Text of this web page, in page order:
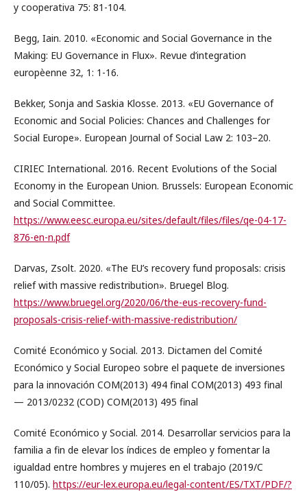
y cooperativa 75: 81-104.
Begg, Iain. 2010. «Economic and Social Governance in the
Making: EU Governance in Flux». Revue d’integration
europèenne 32, 1: 1-16.
Bekker, Sonja and Saskia Klosse. 2013. «EU Governance of
Economic and Social Policies: Chances and Challenges for
Social Europe». European Journal of Social Law 2: 103–20.
CIRIEC International. 2016. Recent Evolutions of the Social
Economy in the European Union. Brussels: European Economic
and Social Committee.
https://www.eesc.europa.eu/sites/default/files/files/qe-04-17-
876-en-n.pdf
Darvas, Zsolt. 2020. «The EU’s recovery fund proposals: crisis
relief with massive redistribution». Bruegel Blog.
https://www.bruegel.org/2020/06/the-eus-recovery-fund-
proposals-crisis-relief-with-massive-redistribution/
Comité Económico y Social. 2013. Dictamen del Comité
Económico y Social Europeo sobre el paquete de inversiones
para la innovación COM(2013) 494 final COM(2013) 493 final
— 2013/0232 (COD) COM(2013) 495 final
Comité Económico y Social. 2014. Desarrollar servicios para la
familia a fin de elevar los índices de empleo y fomentar la
igualdad entre hombres y mujeres en el trabajo (2019/C
110/05). https://eur-lex.europa.eu/legal-content/ES/TXT/PDF/?